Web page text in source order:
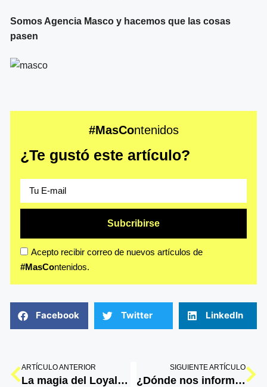
Somos Agencia Masco y hacemos que las cosas
pasen
#MasContenidos
¿Te gustó este artículo?
Acepto recibir correo de nuevos artículos de
#MasContenidos.
Subcribirse
Facebook Twitter LinkedIn
ARTÍCULO ANTERIOR
La magia del Loyalty Marketing que crea conexiones duraderas
SIGUIENTE ARTÍCULO
¿Dónde nos informamos los peruanos? Los medios más consumidos este 2024